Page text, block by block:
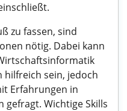
zu fassen, sind
nötig. Dabei kann
hilfreich sein, jedoch
Erfahrungen in
Wichtige Skills